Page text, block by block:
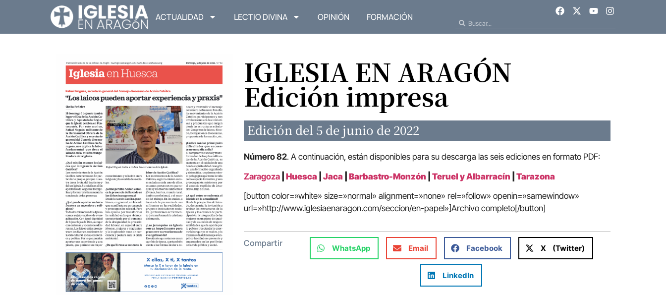
ACTUALIDAD LECTIO DIVINA OPINIÓN FORMACIÓN
IGLESIA EN ARAGÓN
Edición impresa
Edición del 5 de junio de 2022
Número 82. A continuación, están disponibles para su descarga las seis ediciones en formato PDF:
Zaragoza| Huesca Jaca Barbastro-Monzón Teruel y Albarracín
Tarazona
[button color=»white» size=»normal» alignment=»none» rel=»follow» openin=»samewindow»
url=»http://www.iglesiaenaragon.com/seccion/en-papel»]Archivo completo[/button]
Compartir WhatsApp Email Facebook X (Twitter)
LinkedIn